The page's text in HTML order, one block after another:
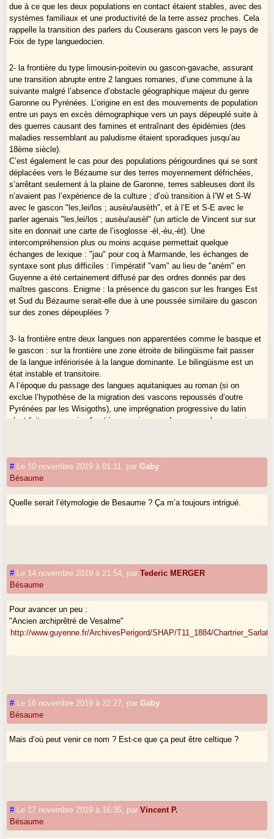
Tout devient plus simple avec une carte électronique où chaque
commune peut être indexée par plusieurs critères.
Les communes périphériques y apparaitront clairement pour ce qu’elles
* Andriu d’Agenés m’a fait remarquer cependant que Caubon (mais
peut-être pas Saint-Sauveur) avait pu faire partie de l’archiprêtré de
Monségur, donc du Bazadais.
Andriu m’indique aussi :
que Beaupuy, Sénestis, Agmé et Labretonie faisaient partie de
l’archidiaconé de Bésaume ; je vais les colorer en jaune.
que "Pour sa partie Guyenne, la limite SE du Bezaume correspond
avec la limite du parler "Périgord". Ce parler dans cette zone est du à
un repeuplement, comme celà s’est produit pour les Gavacheries."
Les limites du Bésaume, si elles ne me semblent guère édifiantes pour
la Gascogne, seraient donc, par contre, celles de pays mineurs en
Et enfin :
"Pour sa partie Gascogne, pourquoi ne pas envisager également un
repeuplement par des Gascons ?"
Ah oui, genre la revanche des berceaux au Québec...
due à ce que les deux populations en contact étaient stables, avec des
systèmes familiaux et une productivité de la terre assez proches. Cela
rappelle la transition des parlers du Couserans gascon vers le pays de
Foix de type languedocien.
2- la frontière du type limousin-poitevin ou gascon-gavache, assurant
une transition abrupte entre 2 langues romanes, d’une commune à la
suivante malgré l’absence d’obstacle géographique majeur du genre
Garonne ou Pyrénées. L’origine en est des mouvements de population
entre un pays en excès démographique vers un pays dépeuplé suite à
des guerres causant des famines et entraînant des épidémies (des
maladies ressemblant au paludisme étaient sporadiques jusqu’au
18ème siècle).
C’est également le cas pour des populations périgourdines qui se sont
déplacées vers le Bézaume sur des terres moyennement défrichées,
s’arrêtant seulement à la plaine de Garonne, terres sableuses dont ils
n’avaient pas l’expérience de la culture ; d’où transition à l’W et S-W
avec le gascon "les,lei/los ; ausèu/ausèth", et à l’E et S-E avec le
parler agenais "les,lei/los ; ausèu/ausèl" (un article de Vincent sur sur
site en donnait une carte de l’isoglosse -èl,-èu,-èt). Une
intercompréhension plus ou moins acquise permettait quelque
échanges de lexique : "jau" pour coq à Marmande, les échanges de
syntaxe sont plus difficiles : l’impératif "vam" au lieu de "anèm" en
Guyenne a été certainement diffusé par des ordres donnés par des
maîtres gascons. Enigme : la présence du gascon sur les franges Est
et Sud du Bézaume serait-elle due à une poussée similaire du gascon
sur des zones dépeuplées ?
3- la frontière entre deux langues non apparentées comme le basque et
le gascon : sur la frontière une zone étroite de bilingüisme fait passer
de la langue infériorisée à la langue dominante. Le bilingüisme est un
état instable et transitoire.
A l’époque du passage des langues aquitaniques au roman (si on
exclue l’hypothèse de la migration des vascons repoussés d’outre
Pyrénées par les Wisigoths), une imprégnation progressive du latin
s’est faite sans vraies frontières, mais avec des zones plus ou moins
aquitain dans le gascon.
pouvoir.
# Le 10 novembre 2019 à 01:11 parGaby
Bésaume
Quelle serait l’étymologie de Besaume ? Ça m’a toujours intrigué.
# Le 14 novembre 2019 à 21:54 parTederic MERGER
Bésaume
Pour avancer un peu :
"Ancien archiprêtré de Vesalme"
http://www.guyenne.fr/ArchivesPerigord/SHAP/T11_1884/
# Le 16 novembre 2019 à 22:27 parGaby
Bésaume
Mais d’où peut venir ce nom ? Est-ce que ça peut être celtique ?
# Le 17 novembre 2019 à 16:35 parVincent P.
Bésaume